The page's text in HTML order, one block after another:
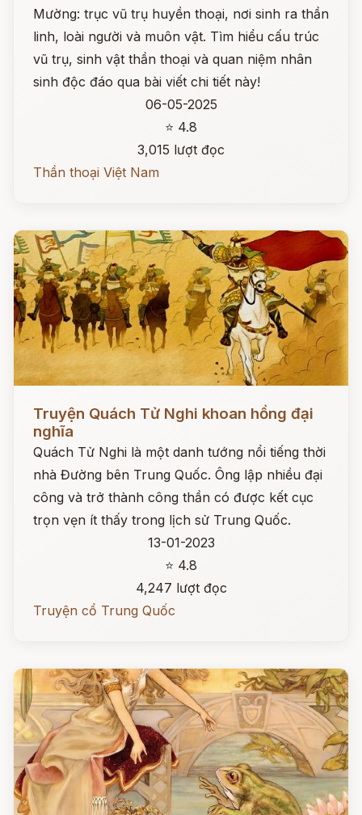
Mường: trục vũ trụ huyền thoại, nơi sinh ra thần
linh, loài người và muôn vật. Tìm hiểu cấu trúc
vũ trụ, sinh vật thần thoại và quan niệm nhân
sinh độc đáo qua bài viết chi tiết này!
06-05-2025
⭐ 4.8
3,015 lượt đọc
Thần thoại Việt Nam
Truyện Quách Tử Nghi khoan hồng đại
nghĩa
Quách Tử Nghi là một danh tướng nổi tiếng thời
nhà Đường bên Trung Quốc. Ông lập nhiều đại
công và trở thành công thần có được kết cục
trọn vẹn ít thấy trong lịch sử Trung Quốc.
13-01-2023
⭐ 4.8
4,247 lượt đọc
Truyện cổ Trung Quốc